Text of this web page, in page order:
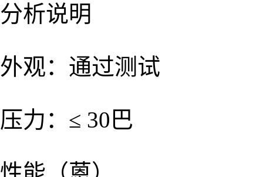
分析说明
外观：通过测试
压力：≤ 30巴